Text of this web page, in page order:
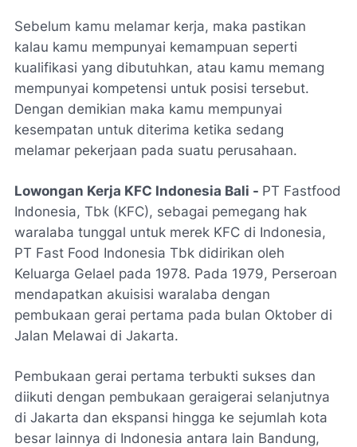
Sebelum kamu melamar kerja, maka pastikan
kalau kamu mempunyai kemampuan seperti
kualifikasi yang dibutuhkan, atau kamu memang
mempunyai kompetensi untuk posisi tersebut.
Dengan demikian maka kamu mempunyai
kesempatan untuk diterima ketika sedang
melamar pekerjaan pada suatu perusahaan.
Lowongan Kerja KFC Indonesia Bali - PT Fastfood
Indonesia, Tbk (KFC), sebagai pemegang hak
waralaba tunggal untuk merek KFC di Indonesia,
PT Fast Food Indonesia Tbk didirikan oleh
Keluarga Gelael pada 1978. Pada 1979, Perseroan
mendapatkan akuisisi waralaba dengan
pembukaan gerai pertama pada bulan Oktober di
Jalan Melawai di Jakarta.
Pembukaan gerai pertama terbukti sukses dan
diikuti dengan pembukaan geraigerai selanjutnya
di Jakarta dan ekspansi hingga ke sejumlah kota
besar lainnya di Indonesia antara lain Bandung,